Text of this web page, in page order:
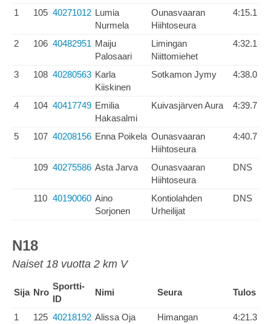
1 105 40271012 Lumia
Nurmela
Ounasvaaran
Hiihtoseura
4:15.1
2 106 40482951 Maiju
Palosaari
Limingan
Niittomiehet
4:32.1
3 108 40280563 Karla
Kiiskinen
Sotkamon Jymy 4:38.0
4 104 40417749 Emilia
Hakasalmi
Kuivasjärven Aura 4:39.7
5 107 40208156 Enna Poikela Ounasvaaran
Hiihtoseura
4:40.7
109 40275586 Asta Jarva
Ounasvaaran
Hiihtoseura
DNS
110 40190060 Aino
Sorjonen
Kontiolahden
Urheilijat
DNS
N18
Naiset 18 vuotta 2 km V
Sija Nro
Sportti-
ID
Nimi Seura Tulos
1 125 40218192 Alissa Oja
Himangan
4:21.3